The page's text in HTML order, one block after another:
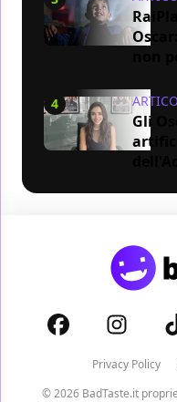
4
Gli
Privacy Policy
© 2026 BadTaste.it